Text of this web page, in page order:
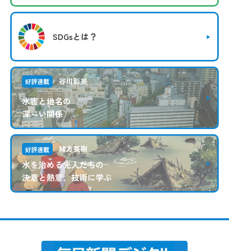
SDGsとは？
好評連載 谷川彰英
水害と地名の
深～い関係
好評連載 緒方英樹
水を治める先人たちの
決意と熱意、技術に学ぶ